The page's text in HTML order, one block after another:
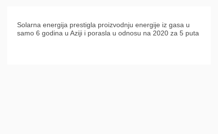
Solarna energija prestigla proizvodnju energije iz gasa u
samo 6 godina u Aziji i porasla u odnosu na 2020 za 5 puta